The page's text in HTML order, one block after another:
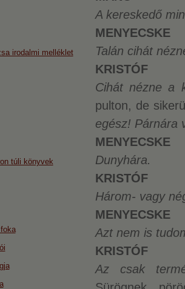
A kereskedő
MENYECSKE
Talán cihát
KRISTÓF
Cihát nézne a
pulton, de
egész! Párnára
MENYECSKE
Dunyhára.
KRISTÓF
Három- vagy
MENYECSKE
Azt nem is
KRISTÓF
Az csak
irodalmi melléklet
túli könyvek